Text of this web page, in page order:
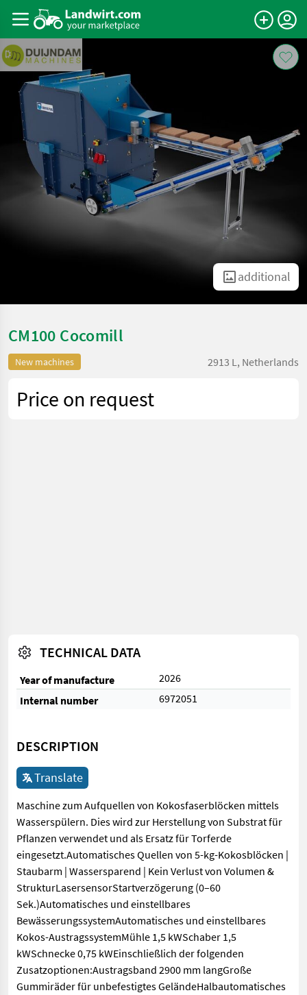
additional
CM100 Cocomill
New machines 2913 L, Netherlands
Price on request
TECHNICAL DATA
Year of manufacture
2026
Internal number
6972051
DESCRIPTION
Translate
Maschine zum Aufquellen von Kokosfaserblöcken mittels
Wasserspülern. Dies wird zur Herstellung von Substrat für
Pflanzen verwendet und als Ersatz für Torferde
eingesetzt.Automatisches Quellen von 5-kg-Kokosblöcken |
Staubarm | Wassersparend | Kein Verlust von Volumen &
StrukturLasersensorStartverzögerung (0–60
Sek.)Automatisches und einstellbares
BewässerungssystemAutomatisches und einstellbares
Kokos-AustragssystemMühle 1,5 kWSchaber 1,5
kWSchnecke 0,75 kWEinschließlich der folgenden
Zusatzoptionen:Austragsband 2900 mm langGroße
Gummiräder für unbefestigtes GeländeHalbautomatisches